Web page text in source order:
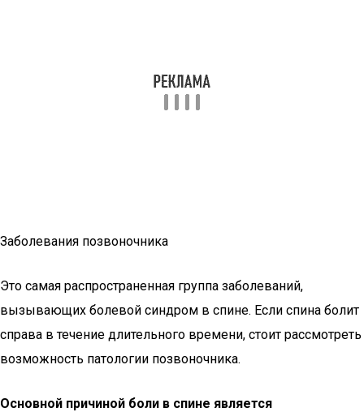
Заболевания позвоночника
Это самая распространенная группа заболеваний,
вызывающих болевой синдром в спине. Если спина болит
справа в течение длительного времени, стоит рассмотреть
возможность патологии позвоночника.
Основной причиной боли в спине является